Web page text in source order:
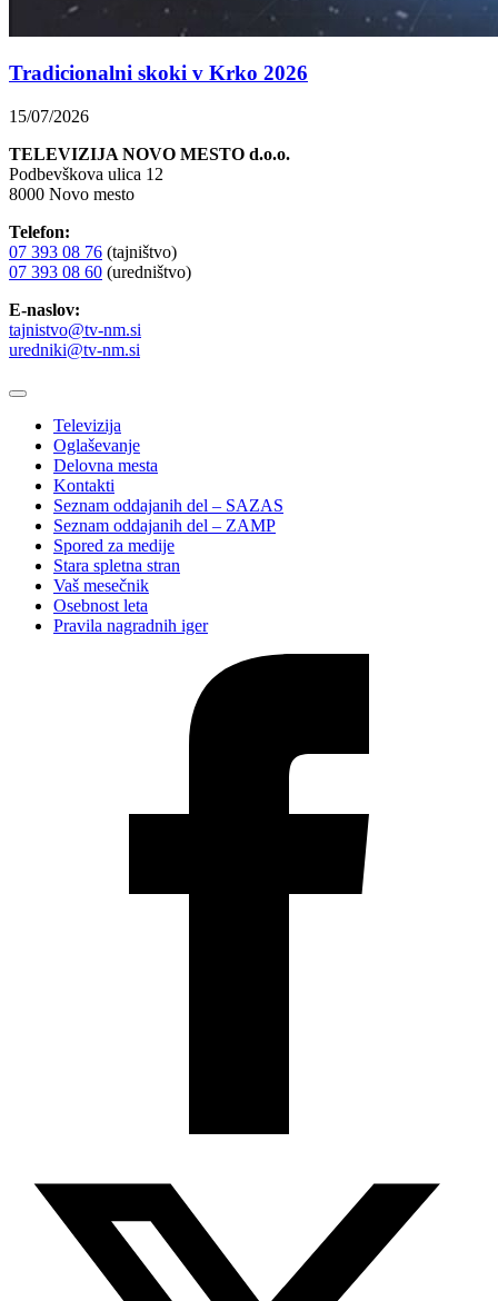
Tradicionalni skoki v Krko 2026
15/07/2026
TELEVIZIJA NOVO MESTO d.o.o.
Podbevškova ulica 12
8000 Novo mesto
Telefon:
07 393 08 76 (tajništvo)
07 393 08 60 (uredništvo)
E-naslov:
tajnistvo@tv-nm.si
uredniki@tv-nm.si
Televizija
Oglaševanje
Delovna mesta
Kontakti
Seznam oddajanih del – SAZAS
Seznam oddajanih del – ZAMP
Spored za medije
Stara spletna stran
Vaš mesečnik
Osebnost leta
Pravila nagradnih iger